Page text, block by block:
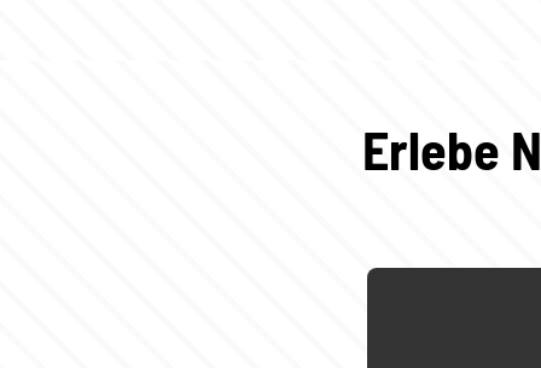
Erlebe